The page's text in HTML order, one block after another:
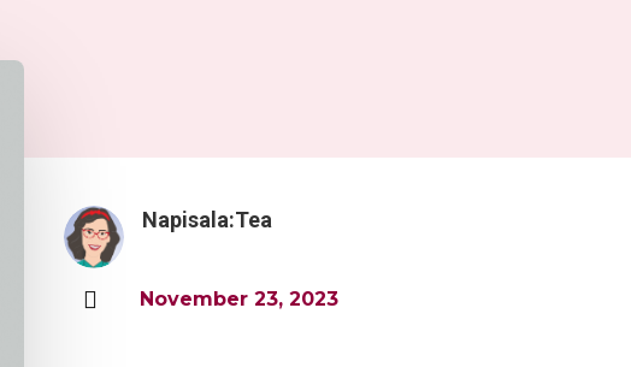
Napisala:Tea
 November 23, 2023